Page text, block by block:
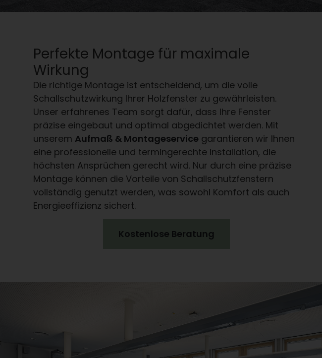
Perfekte Montage für maximale
Wirkung
Die richtige Montage ist entscheidend, um die volle
Schallschutzwirkung Ihrer Holzfenster zu gewährleisten.
Unser erfahrenes Team sorgt dafür, dass Ihre Fenster
präzise eingebaut und optimal abgedichtet werden. Mit
unserem Aufmaß & Montageservice garantieren wir Ihnen
eine professionelle und termingerechte Installation, die
höchsten Ansprüchen gerecht wird. Nur durch eine präzise
Montage können die Vorteile von Schallschutzfenstern
vollständig genutzt werden, was sowohl Komfort als auch
Energieeffizienz sichert.
Kostenlose Beratung